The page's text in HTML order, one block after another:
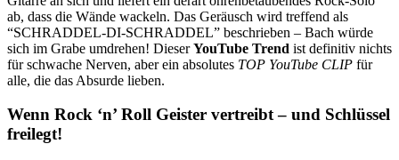
ab, dass die Wände wackeln. Das Geräusch wird treffend als
“SCHRADDEL-DI-SCHRADDEL” beschrieben – Bach würde
sich im Grabe umdrehen! DieserYouTube Trend ist definitiv nichts
für schwache Nerven, aber ein absolutes TOP YouTube CLIP für
alle, die das Absurde lieben.
Wenn Rock ‘n’ Roll Geister vertreibt – und Schlüssel
freilegt!